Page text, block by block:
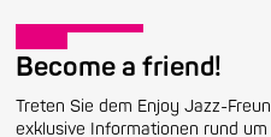
Become a friend!
Treten Sie dem Enjoy Jazz-
exklusive Informationen rund um